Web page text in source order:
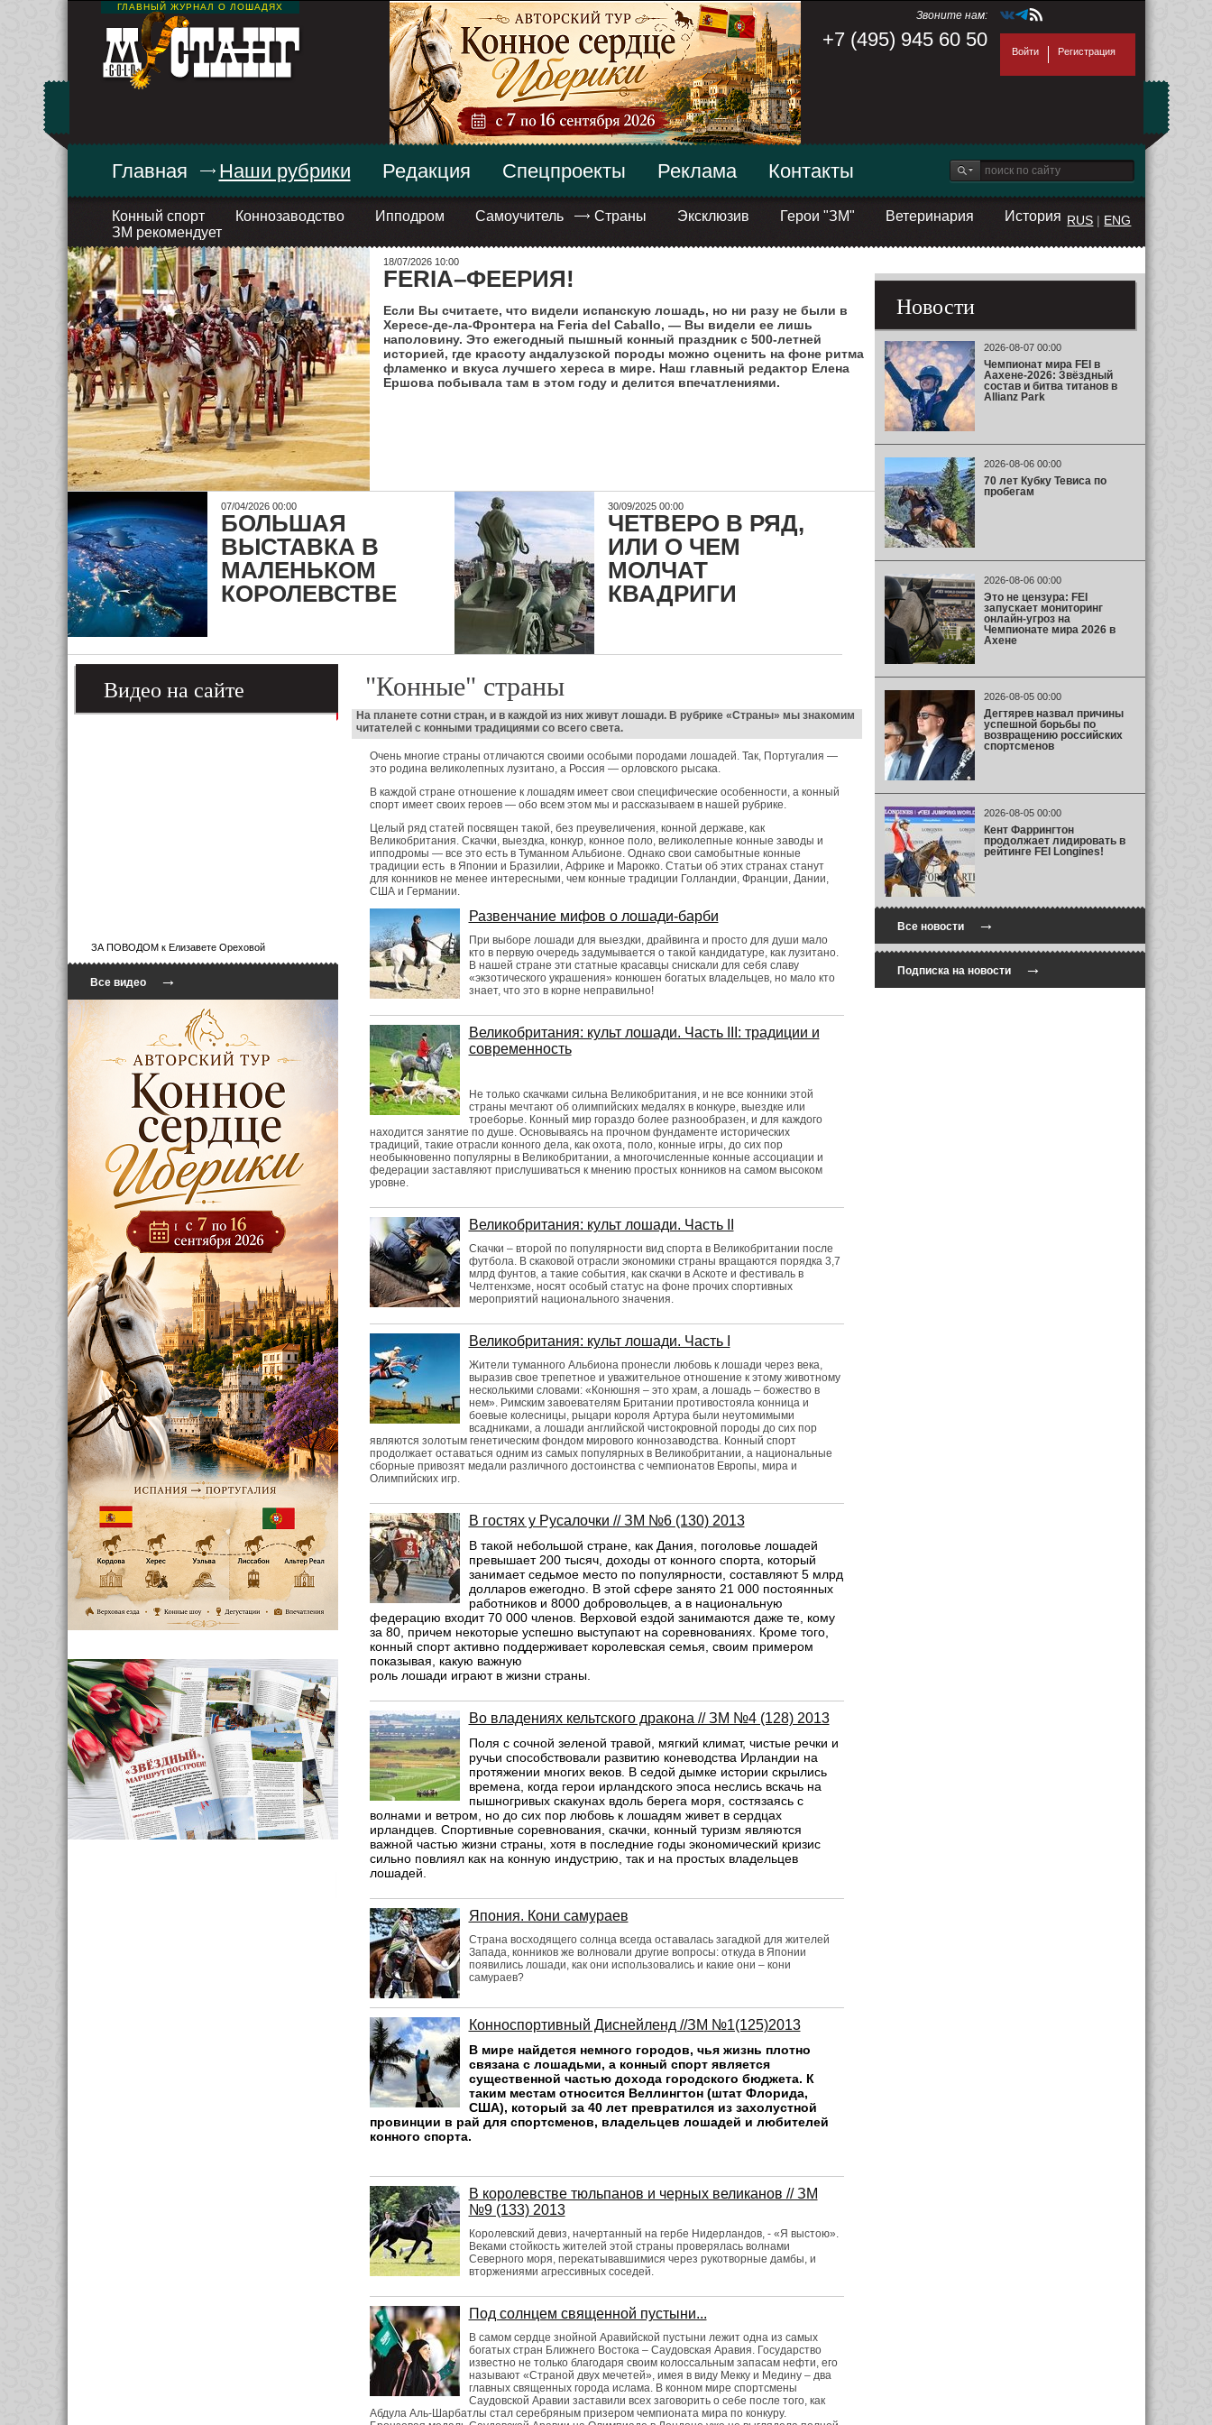
ГЛАВНЫЙ ЖУРНАЛ О ЛОШАДЯХ
Звоните нам:
+7 (495) 945 60 50
Войти Регистрация
Главная Наши рубрики
Конный спорт Коннозаводство Ипподром Самоучитель Страны Эксклюзив Герои "ЗМ" Ветеринария
История
ЗМ рекомендует
Редакция Спецпроекты Реклама Контакты
RUS | ENG
18/07/2026 10:00
FERIA–ФЕЕРИЯ!
Если Вы считаете, что видели испанскую лошадь, но ни разу не были в
Хересе-де-ла-Фронтера на Feria del Caballo, — Вы видели ее лишь
наполовину. Это ежегодный пышный конный праздник с 500-летней
историей, где красоту андалузской породы можно оценить на фоне ритма
фламенко и вкуса лучшего хереса в мире. Наш главный редактор Елена
Ершова побывала там в этом году и делится впечатлениями.
07/04/2026 00:00
БОЛЬШАЯ
ВЫСТАВКА В
МАЛЕНЬКОМ
КОРОЛЕВСТВЕ
30/09/2025 00:00
ЧЕТВЕРО В РЯД,
ИЛИ О ЧЕМ
МОЛЧАТ
КВАДРИГИ
Видео на сайте
ЗА ПОВОДОМ к Елизавете Ореховой
Все видео→
"Конные" страны
На планете сотни стран, и в каждой из них живут лошади. В рубрике «Страны» мы знакомим
читателей с конными традициями со всего света.
Очень многие страны отличаются своими особыми породами лошадей. Так, Португалия —
это родина великолепных лузитано, а Россия — орловского рысака.
В каждой стране отношение к лошадям имеет свои специфические особенности, а конный
спорт имеет своих героев — обо всем этом мы и рассказываем в нашей рубрике.
Целый ряд статей посвящен такой, без преувеличения, конной державе, как
Великобритания. Скачки, выездка, конкур, конное поло, великолепные конные заводы и
ипподромы — все это есть в Туманном Альбионе. Однако свои самобытные конные
традиции есть в Японии и Бразилии, Африке и Марокко. Статьи об этих странах станут
для конников не менее интересными, чем конные традиции Голландии, Франции, Дании,
США и Германии.
Развенчание мифов о лошади-барби
При выборе лошади для выездки, драйвинга и просто для души мало
кто в первую очередь задумывается о такой кандидатуре, как лузитано.
В нашей стране эти статные красавцы снискали для себя славу
«экзотического украшения» конюшен богатых владельцев, но мало кто
знает, что это в корне неправильно!
Великобритания: культ лошади. Часть III: традиции и
современность
Не только скачками сильна Великобритания, и не все конники этой
страны мечтают об олимпийских медалях в конкуре, выездке или
троеборье. Конный мир гораздо более разнообразен, и для каждого
находится занятие по душе. Основываясь на прочном фундаменте исторических
традиций, такие отрасли конного дела, как охота, поло, конные игры, до сих пор
необыкновенно популярны в Великобритании, а многочисленные конные ассоциации и
федерации заставляют прислушиваться к мнению простых конников на самом высоком
уровне.
Великобритания: культ лошади. Часть II
Скачки – второй по популярности вид спорта в Великобритании после
футбола. В скаковой отрасли экономики страны вращаются порядка 3,7
млрд фунтов, а такие события, как скачки в Аскоте и фестиваль в
Челтенхэме, носят особый статус на фоне прочих спортивных
мероприятий национального значения.
Великобритания: культ лошади. Часть I
Жители туманного Альбиона пронесли любовь к лошади через века,
выразив свое трепетное и уважительное отношение к этому животному
несколькими словами: «Конюшня – это храм, а лошадь – божество в
нем». Римским завоевателям Британии противостояла конница и
боевые колесницы, рыцари короля Артура были неутомимыми
всадниками, а лошади английской чистокровной породы до сих пор
являются золотым генетическим фондом мирового коннозаводства. Конный спорт
продолжает оставаться одним из самых популярных в Великобритании, а национальные
сборные привозят медали различного достоинства с чемпионатов Европы, мира и
Олимпийских игр.
В гостях у Русалочки // ЗМ №6 (130) 2013
В такой небольшой стране, как Дания, поголовье лошадей
превышает 200 тысяч, доходы от конного спорта, который
занимает седьмое место по популярности, составляют 5 млрд
долларов ежегодно. В этой сфере занято 21 000 постоянных
работников и 8000 добровольцев, а в национальную
федерацию входит 70 000 членов. Верховой ездой занимаются даже те, кому
за 80, причем некоторые успешно выступают на соревнованиях. Кроме того,
конный спорт активно поддерживает королевская семья, своим примером
показывая, какую важную
роль лошади играют в жизни страны.
Во владениях кельтского дракона // ЗМ №4 (128) 2013
Поля с сочной зеленой травой, мягкий климат, чистые речки и
ручьи способствовали развитию коневодства Ирландии на
протяжении многих веков. В седой дымке истории скрылись
времена, когда герои ирландского эпоса неслись вскачь на
пышногривых скакунах вдоль берега моря, состязаясь с
волнами и ветром, но до сих пор любовь к лошадям живет в сердцах
ирландцев. Спортивные соревнования, скачки, конный туризм являются
важной частью жизни страны, хотя в последние годы экономический кризис
сильно повлиял как на конную индустрию, так и на простых владельцев
лошадей.
Япония. Кони самураев
Страна восходящего солнца всегда оставалась загадкой для жителей
Запада, конников же волновали другие вопросы: откуда в Японии
появились лошади, как они использовались и какие они – кони
самураев?
Конноспортивный Диснейленд //ЗМ №1(125)2013
В мире найдется немного городов, чья жизнь плотно
связана с лошадьми, а конный спорт является
существенной частью дохода городского бюджета. К
таким местам относится Веллингтон (штат Флорида,
США), который за 40 лет превратился из захолустной
провинции в рай для спортсменов, владельцев лошадей и любителей
конного спорта.
В королевстве тюльпанов и черных великанов // ЗМ
№9 (133) 2013
Королевский девиз, начертанный на гербе Нидерландов, - «Я выстою».
Веками стойкость жителей этой страны проверялась волнами
Северного моря, перекатывавшимися через рукотворные дамбы, и
вторжениями агрессивных соседей.
Под солнцем священной пустыни...
В самом сердце знойной Аравийской пустыни лежит одна из самых
богатых стран Ближнего Востока – Саудовская Аравия. Государство
известно не только благодаря своим колоссальным запасам нефти, его
называют «Страной двух мечетей», имея в виду Мекку и Медину – два
главных священных города ислама. В конном мире спортсмены
Саудовской Аравии заставили всех заговорить о себе после того, как
Абдула Аль-Шарбатлы стал серебряным призером чемпионата мира по конкуру.
Новости
2026-08-07 00:00
Чемпионат мира FEI в
Аахене-2026: Звёздный
состав и битва титанов в
Allianz Park
2026-08-06 00:00
70 лет Кубку Тевиса по
пробегам
2026-08-06 00:00
Это не цензура: FEI
запускает мониторинг
онлайн-угроз на
Чемпионате мира 2026 в
Ахене
2026-08-05 00:00
Дегтярев назвал причины
успешной борьбы по
возвращению российских
спортсменов
2026-08-05 00:00
Кент Фаррингтон
продолжает лидировать в
рейтинге FEI Longines!
Все новости→
Подписка на новости→